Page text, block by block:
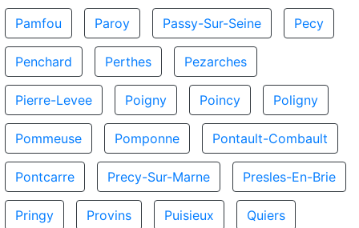
Pamfou Paroy Passy-Sur-Seine Pecy
Penchard Perthes Pezarches
Pierre-Levee Poigny Poincy Poligny
Pommeuse Pomponne Pontault-Combault
Pontcarre Precy-Sur-Marne Presles-En-Brie
Pringy Provins Puisieux Quiers